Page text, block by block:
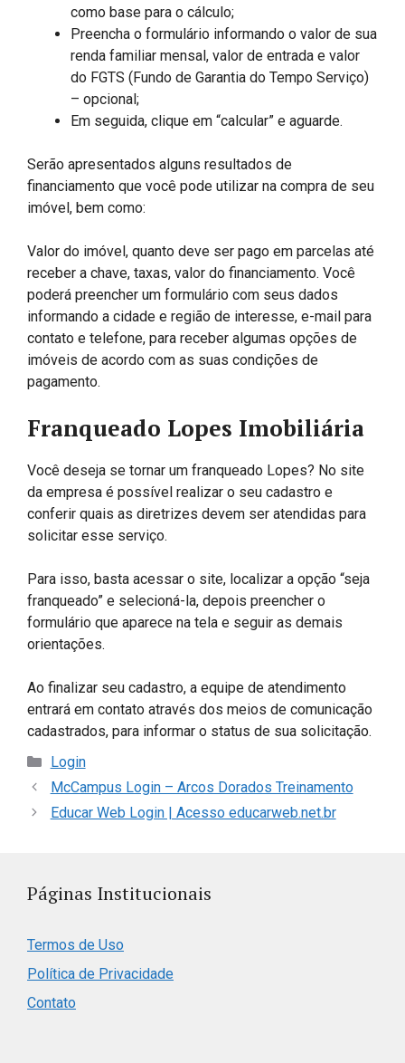
como base para o cálculo;
Preencha o formulário informando o valor de sua
renda familiar mensal, valor de entrada e valor
do FGTS (Fundo de Garantia do Tempo Serviço)
– opcional;
Em seguida, clique em “calcular” e aguarde.
Serão apresentados alguns resultados de
financiamento que você pode utilizar na compra de seu
imóvel, bem como:
Valor do imóvel, quanto deve ser pago em parcelas até
receber a chave, taxas, valor do financiamento. Você
poderá preencher um formulário com seus dados
informando a cidade e região de interesse, e-mail para
contato e telefone, para receber algumas opções de
imóveis de acordo com as suas condições de
pagamento.
Franqueado Lopes Imobiliária
Você deseja se tornar um franqueado Lopes? No site
da empresa é possível realizar o seu cadastro e
conferir quais as diretrizes devem ser atendidas para
solicitar esse serviço.
Para isso, basta acessar o site, localizar a opção “seja
franqueado” e selecioná-la, depois preencher o
formulário que aparece na tela e seguir as demais
orientações.
Ao finalizar seu cadastro, a equipe de atendimento
entrará em contato através dos meios de comunicação
cadastrados, para informar o status de sua solicitação.
Categorias
Login
McCampus Login – Arcos Dorados Treinamento
Educar Web Login | Acesso educarweb.net.br
Páginas Institucionais
Termos de Uso
Política de Privacidade
Contato